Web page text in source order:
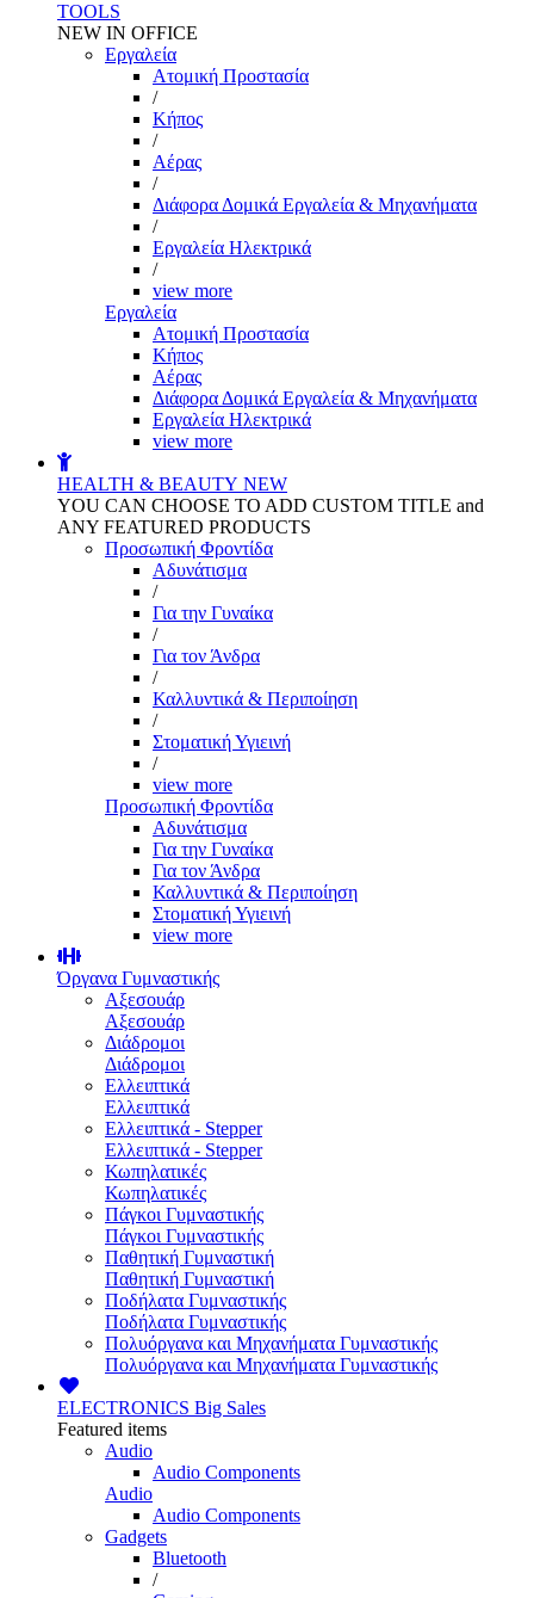
TOOLS
NEW IN OFFICE
Εργαλεία
Aτομική Προστασία
/
Kήπος
/
Αέρας
/
Διάφορα Δομικά Εργαλεία & Μηχανήματα
/
Εργαλεία Ηλεκτρικά
/
view more
Εργαλεία
Aτομική Προστασία
Kήπος
Αέρας
Διάφορα Δομικά Εργαλεία & Μηχανήματα
Εργαλεία Ηλεκτρικά
view more
HEALTH & BEAUTY NEW
YOU CAN CHOOSE TO ADD CUSTOM TITLE and
ANY FEATURED PRODUCTS
Προσωπική Φροντίδα
Αδυνάτισμα
/
Για την Γυναίκα
/
Για τον Άνδρα
/
Καλλυντικά & Περιποίηση
/
Στοματική Υγιεινή
/
view more
Προσωπική Φροντίδα
Αδυνάτισμα
Για την Γυναίκα
Για τον Άνδρα
Καλλυντικά & Περιποίηση
Στοματική Υγιεινή
view more
Όργανα Γυμναστικής
Αξεσουάρ
Αξεσουάρ
Διάδρομοι
Διάδρομοι
Ελλειπτικά
Ελλειπτικά
Ελλειπτικά - Stepper
Ελλειπτικά - Stepper
Κωπηλατικές
Κωπηλατικές
Πάγκοι Γυμναστικής
Πάγκοι Γυμναστικής
Παθητική Γυμναστική
Παθητική Γυμναστική
Ποδήλατα Γυμναστικής
Ποδήλατα Γυμναστικής
Πολυόργανα και Μηχανήματα Γυμναστικής
Πολυόργανα και Μηχανήματα Γυμναστικής
ELECTRONICS Big Sales
Featured items
Audio
Audio Components
Audio
Audio Components
Gadgets
Bluetooth
/